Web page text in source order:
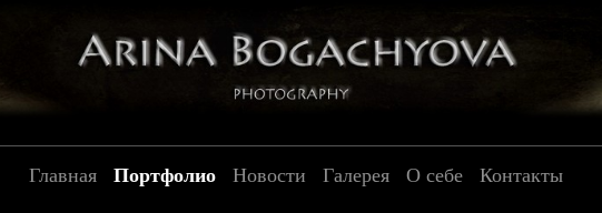
Главная Портфолио Новости Галерея О себе Контакты